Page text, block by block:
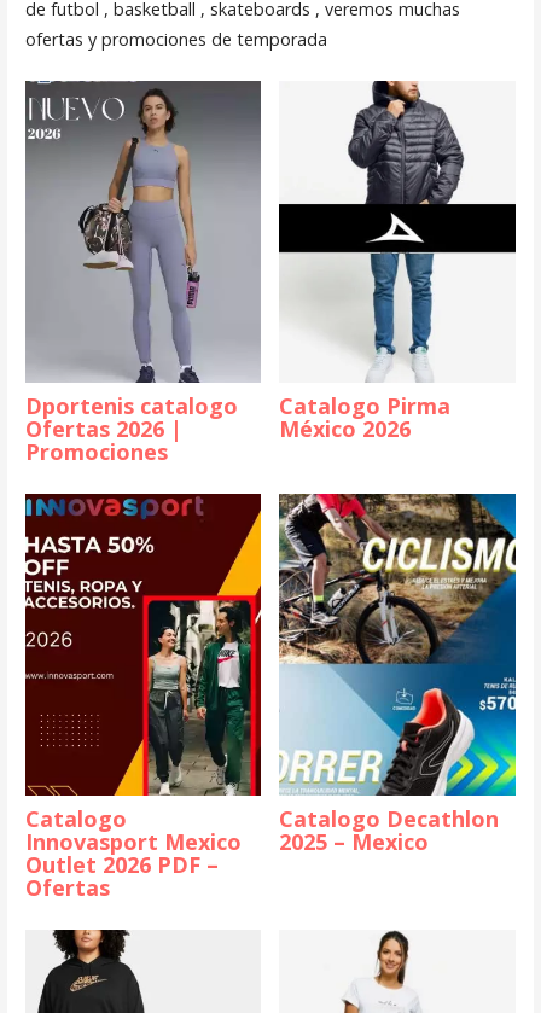
de futbol , basketball , skateboards , veremos muchas
ofertas y promociones de temporada
Dportenis catalogo
Ofertas 2026 |
Promociones
Catalogo Pirma
México 2026
Catalogo
Innovasport Mexico
Outlet 2026 PDF –
Ofertas
Catalogo Decathlon
2025 – Mexico